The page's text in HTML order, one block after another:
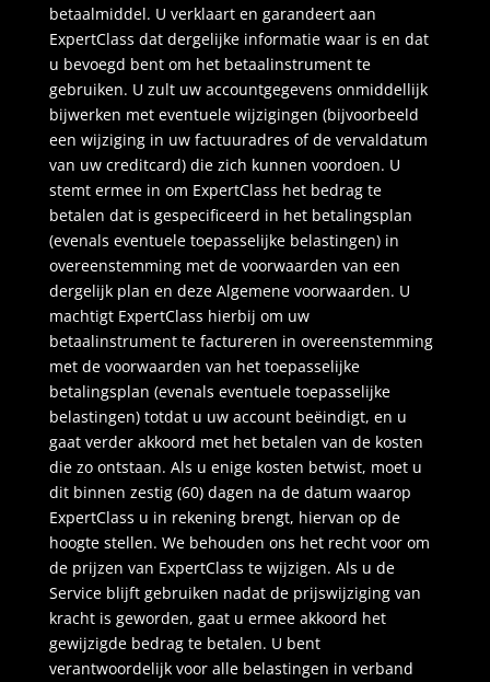
betaalmiddel. U verklaart en garandeert aan
ExpertClass dat dergelijke informatie waar is en dat
u bevoegd bent om het betaalinstrument te
gebruiken. U zult uw accountgegevens onmiddellijk
bijwerken met eventuele wijzigingen (bijvoorbeeld
een wijziging in uw factuuradres of de vervaldatum
van uw creditcard) die zich kunnen voordoen. U
stemt ermee in om ExpertClass het bedrag te
betalen dat is gespecificeerd in het betalingsplan
(evenals eventuele toepasselijke belastingen) in
overeenstemming met de voorwaarden van een
dergelijk plan en deze Algemene voorwaarden. U
machtigt ExpertClass hierbij om uw
betaalinstrument te factureren in overeenstemming
met de voorwaarden van het toepasselijke
betalingsplan (evenals eventuele toepasselijke
belastingen) totdat u uw account beëindigt, en u
gaat verder akkoord met het betalen van de kosten
die zo ontstaan. Als u enige kosten betwist, moet u
dit binnen zestig (60) dagen na de datum waarop
ExpertClass u in rekening brengt, hiervan op de
hoogte stellen. We behouden ons het recht voor om
de prijzen van ExpertClass te wijzigen. Als u de
Service blijft gebruiken nadat de prijswijziging van
kracht is geworden, gaat u ermee akkoord het
gewijzigde bedrag te betalen. U bent
verantwoordelijk voor alle belastingen in verband